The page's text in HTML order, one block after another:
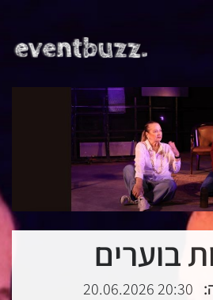
בוערים
20:30 20.06.2026